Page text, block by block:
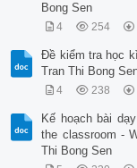
Bong Sen
4 254
Đề kiểm tra học
Tran Thi Bong
4 238
Kế hoạch bài
the classroom -
Thi Bong Sen